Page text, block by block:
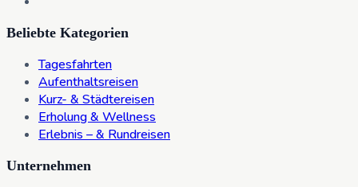
Beliebte Kategorien
Tagesfahrten
Aufenthaltsreisen
Kurz- & Städtereisen
Erholung & Wellness
Erlebnis – & Rundreisen
Unternehmen